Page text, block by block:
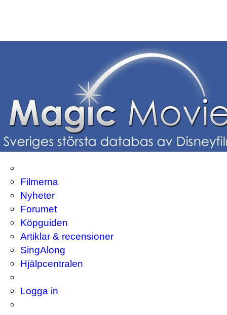
Filmerna
Nyheter
Forumet
Köpguiden
Artiklar & recensioner
SingAlong
Hjälpcentralen
Logga in